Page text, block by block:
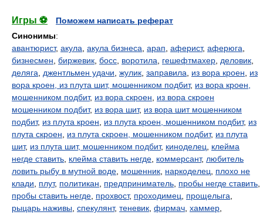
Игры ⚽
Поможем написать реферат
Синонимы:
авантюрист, акула акула бизнеса арап аферист, аферюга
бизнесмен биржевик босс воротила гешефтмахер деловик
деляга
джентльмен удачи жулик заправила из вора кроен
из
вора кроен, из плута шит, мошенником подбит, из вора кроен,
мошенником подбит, из вора скроен
из вора скроен
мошенником подбит, из вора шит, из вора шит мошенником
подбит, из плута кроен из плута кроен, мошенником подбит, из
плута скроен
из плута скроен, мошенником подбит, из плута
шит, из плута шит, мошенником подбит, киноделец
клейма
негде ставить клейма ставить негде коммерсант, любитель
ловить рыбу в мутной воде мошенник наркоделец
плохо не
клади
плут, политикан предприниматель пробы негде ставить
пробы ставить негде прохвост, проходимец прощелыга
рыцарь наживы спекулянт, теневик фирмач хаммер